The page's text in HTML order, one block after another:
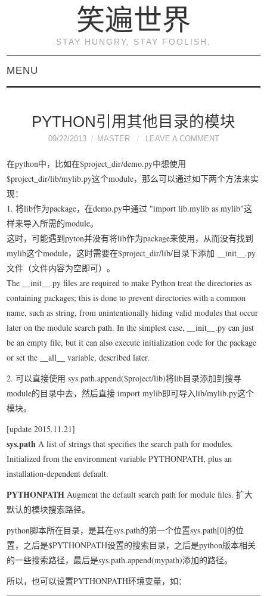
笑遍世界
STAY HUNGRY, STAY FOOLISH.
MENU
KVM虚拟化原理与实践
（连载）
战与原理解析》
关于本博客
我要笑遍世界
PYTHON引用其他目录的模块
09/22/2013 MASTER LEAVE A COMMENT
在python中，比如在$project_dir/demo.py中想使用
$project_dir/lib/mylib.py这个module，那么可以通过如下两个方法来实
现：
1. 将lib作为package，在demo.py中通过 "import lib.mylib as mylib"这
样来导入所需的module。
这时，可能遇到pyton并没有将lib作为package来使用，从而没有找到
mylib这个module，这时需要在$project_dir/lib/目录下添加 __init__.py
文件（文件内容为空即可）。
The __init__.py files are required to make Python treat the directories as
containing packages; this is done to prevent directories with a common
name, such as string, from unintentionally hiding valid modules that occur
later on the module search path. In the simplest case, __init__.py can just
be an empty file, but it can also execute initialization code for the package
or set the __all__ variable, described later.
2. 可以直接使用 sys.path.append($project/lib)将lib目录添加到搜寻
module的目录中去，然后直接 import mylib即可导入lib/mylib.py这个
模块。
[update 2015.11.21]
sys.path A list of strings that specifies the search path for modules.
Initialized from the environment variable PYTHONPATH, plus an
installation-dependent default.
PYTHONPATH Augment the default search path for module files. 扩大
默认的模块搜索路径。
python脚本所在目录，是其在sys.path的第一个位置sys.path[0]的位
置，之后是$PYTHONPATH设置的搜索目录，之后是python版本相关
的一些搜索路径，最后是sys.path.append(mypath)添加的路径。
所以，也可以设置PYTHONPATH环境变量，如：